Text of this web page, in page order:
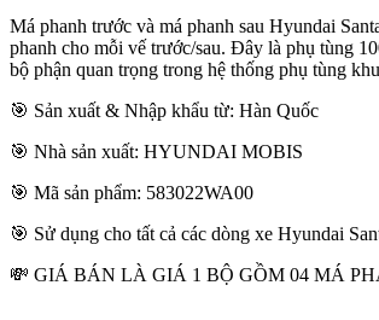
Má phanh trước và má phanh sau Hyundai
phanh cho mỗi vế trước/sau. Đây là phụ tùng
bộ phận quan trọng trong hệ thống phụ tùng
🎯 Sản xuất & Nhập khẩu từ: Hàn Quốc
🎯 Nhà sản xuất: HYUNDAI MOBIS
🎯 Mã sản phẩm: 583022WA00
🎯 Sử dụng cho tất cả các dòng xe Hyundai
💸 GIÁ BÁN LÀ GIÁ 1 BỘ GỒM 04 MÁ